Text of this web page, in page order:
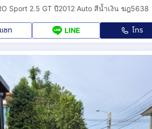
Sport 2.5 GT ปี2012 Auto สีน้ำเงิน ฆฎ5638
แชท LINE โทร